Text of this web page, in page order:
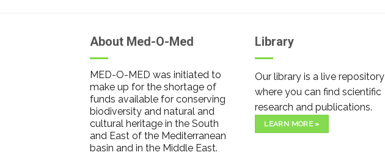
About Med-O-Med
MED-O-MED was initiated to
make up for the shortage of
funds available for conserving
biodiversity and natural and
cultural heritage in the South
and East of the Mediterranean
basin and in the Middle East.
Library
Our library is a live repository
where you can find scientific
research and publications.
LEARN MORE »